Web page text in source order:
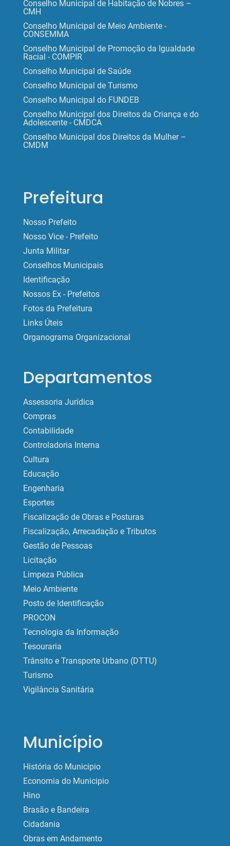
Conselho Municipal de Habitação de Nobres –
CMH
Conselho Municipal de Meio Ambiente -
CONSEMMA
Conselho Municipal de Promoção da Igualdade
Racial - COMPIR
Conselho Municipal de Saúde
Conselho Municipal de Turismo
Conselho Municipal do FUNDEB
Conselho Municipal dos Direitos da Criança e do
Adolescente - CMDCA
Conselho Municipal dos Direitos da Mulher –
CMDM
Prefeitura
Nosso Prefeito
Nosso Vice - Prefeito
Junta Militar
Conselhos Municipais
Identificação
Nossos Ex - Prefeitos
Fotos da Prefeitura
Links Úteis
Organograma Organizacional
Departamentos
Assessoria Jurídica
Compras
Contabilidade
Controladoria Interna
Cultura
Educação
Engenharia
Esportes
Fiscalização de Obras e Posturas
Fiscalização, Arrecadação e Tributos
Gestão de Pessoas
Licitação
Limpeza Pública
Meio Ambiente
Posto de Identificação
PROCON
Tecnologia da Informação
Tesouraria
Trânsito e Transporte Urbano (DTTU)
Turismo
Vigilância Sanitária
Município
História do Municipio
Economia do Municipio
Hino
Brasão e Bandeira
Cidadania
Obras em Andamento